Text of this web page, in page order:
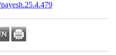
payesh.25.4.479